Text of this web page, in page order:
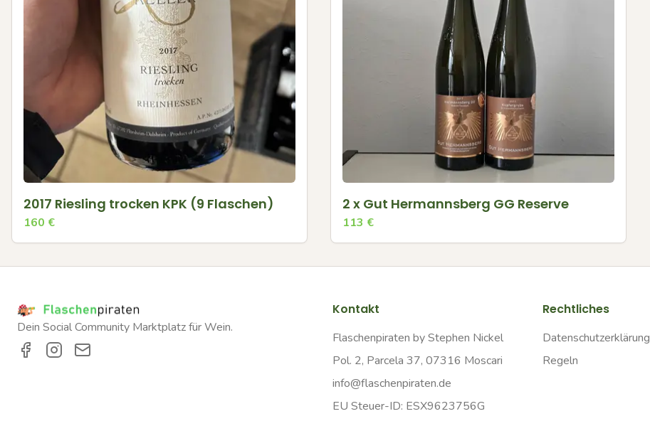
2017 Riesling trocken KPK (9 Flaschen)
160 €
2 x Gut Hermannsberg GG Reserve
113 €
Dein Social Community Marktplatz für Wein.
Kontakt
Flaschenpiraten by Stephen Nickel
Pol. 2, Parcela 37, 07316 Moscari
info@flaschenpiraten.de
EU Steuer-ID: ESX9623756G
Rechtliches
Datenschutzerklärung
Regeln